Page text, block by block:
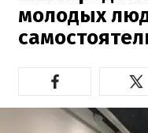
молодых